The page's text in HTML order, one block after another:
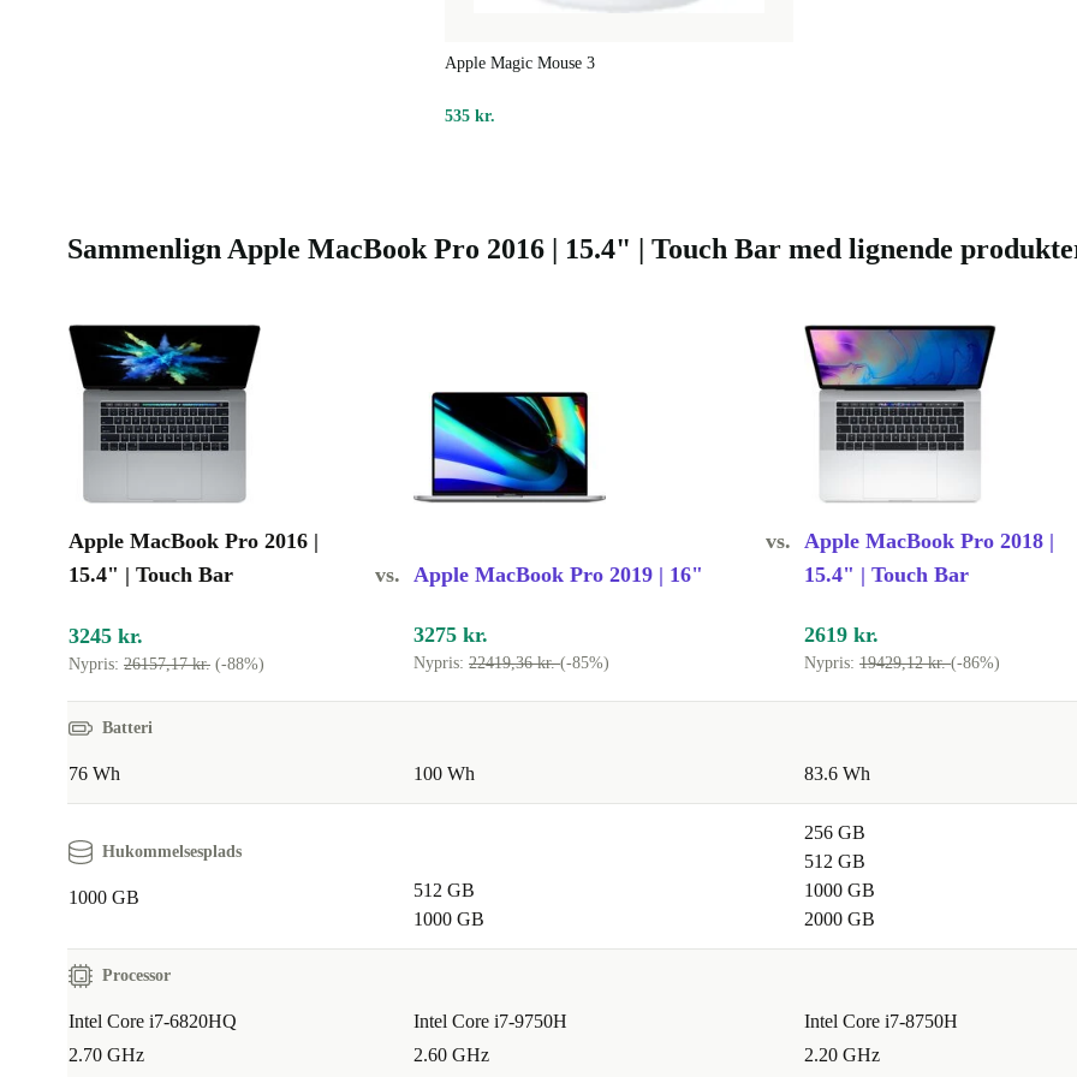
Apple Magic Mouse 3
535 kr.
Sammenlign Apple MacBook Pro 2016 | 15.4" | Touch Bar med lignende
Apple MacBook Pro 2016 |
15.4" | Touch Bar
vs. Apple MacBook Pro 2019 | 16"
vs. Apple MacBook Pro 2018 |
15.4" | Touch Bar
3245 kr.
Nypris: 26157,17 kr. (-88%)
3275 kr.
Nypris: 22419,36 kr.(-85%)
2619 kr.
Nypris: 19429,12 kr.(-86%)
Batteri
76 Wh 100 Wh 83.6 Wh
Hukommelsesplads
1000 GB
512 GB
1000 GB
256 GB
512 GB
1000 GB
2000 GB
Processor
Intel Core i7-6820HQ
2.70 GHz
Intel Core i7-9750H
2.60 GHz
Intel Core i7-8750H
2.20 GHz